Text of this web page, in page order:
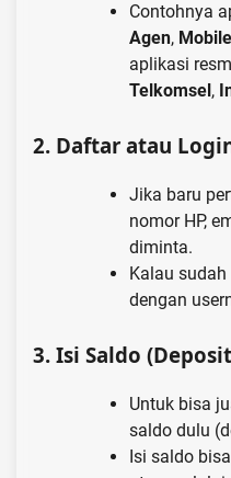
Contohnya
Agen,
aplikasi
Telkomsel ,
2. Daftar atau
Jika baru
nomor HP,
diminta.
Kalau
dengan
3. Isi Saldo
Untuk bisa
saldo dulu
Isi saldo